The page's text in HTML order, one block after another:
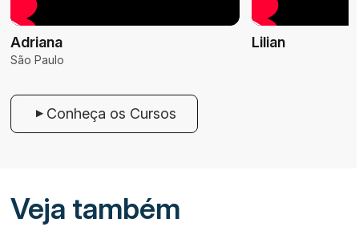
Adriana
São Paulo
Lilian
Conheça os Cursos
Veja também